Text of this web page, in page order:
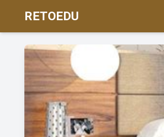
RETOEDU